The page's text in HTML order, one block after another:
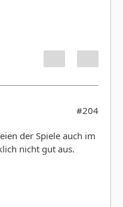
#204
der Spiele auch im
nicht gut aus.